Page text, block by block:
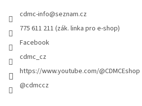
cdmc-info@seznam.cz
775 611 211 (zák. linka pro e-shop)
Facebook
cdmc_cz
https://www.youtube.com/@CDMCEshop
@cdmccz